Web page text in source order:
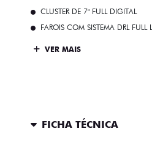
CLUSTER DE 7" FULL DIGITAL
FAROIS COM SISTEMA DRL FULL
VER MAIS
FICHA TÉCNICA